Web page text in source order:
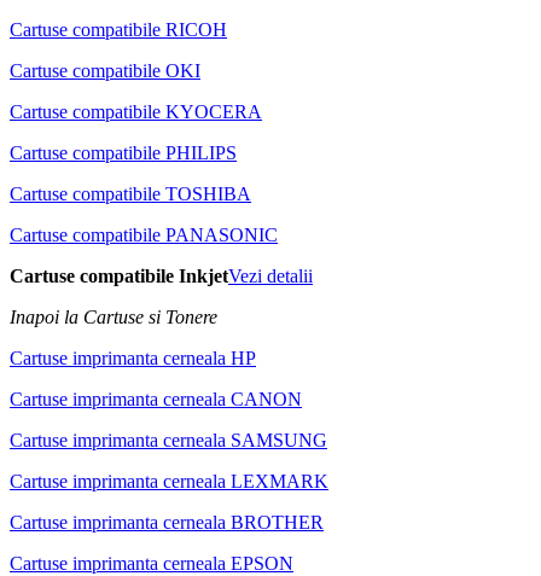
Cartuse compatibile RICOH
Cartuse compatibile OKI
Cartuse compatibile KYOCERA
Cartuse compatibile PHILIPS
Cartuse compatibile TOSHIBA
Cartuse compatibile PANASONIC
Cartuse compatibile InkjetVezi detalii
Inapoi la Cartuse si Tonere
Cartuse imprimanta cerneala HP
Cartuse imprimanta cerneala CANON
Cartuse imprimanta cerneala SAMSUNG
Cartuse imprimanta cerneala LEXMARK
Cartuse imprimanta cerneala BROTHER
Cartuse imprimanta cerneala EPSON